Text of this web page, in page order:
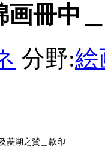
画冊中
分野:絵
菱湖之賛＿款印